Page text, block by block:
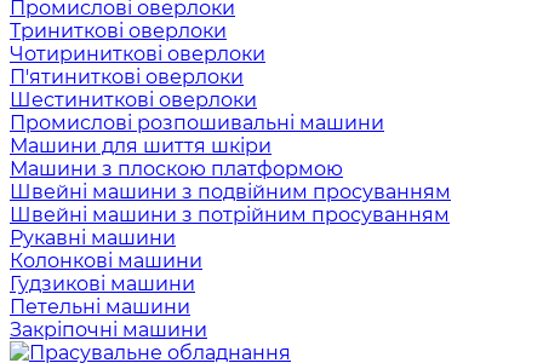
Промислові оверлоки
Триниткові оверлоки
Чотириниткові оверлоки
П'ятиниткові оверлоки
Шестиниткові оверлоки
Промислові розпошивальні машини
Машини для шиття шкіри
Машини з плоскою платформою
Швейні машини з подвійним просуванням
Швейні машини з потрійним просуванням
Рукавні машини
Колонкові машини
Гудзикові машини
Петельні машини
Закріпочні машини